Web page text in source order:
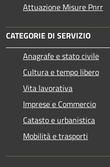
Attuazione Misure Pnrr
CATEGORIE DI SERVIZIO
Anagrafe e stato civile
Cultura e tempo libero
Vita lavorativa
Imprese e Commercio
Catasto e urbanistica
Mobilità e trasporti